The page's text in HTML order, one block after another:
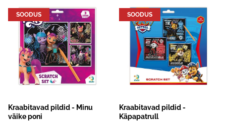
SOODUS
Kraabitavad pildid - Minu
väike poni
SOODUS
Kraabitavad pildid -
Käpapatrull